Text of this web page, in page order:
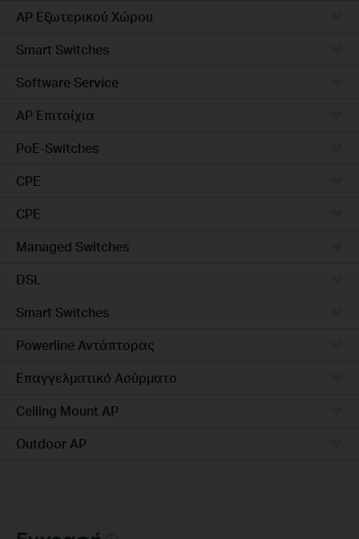
AP Εξωτερικού Χώρου
Smart Switches
Software Service
AP Επιτοίχια
PoE-Switches
CPE
CPE
Managed Switches
DSL
Smart Switches
Powerline Αντάπτορας
Επαγγελματικό Ασύρματο
Ceiling Mount AP
Outdoor AP